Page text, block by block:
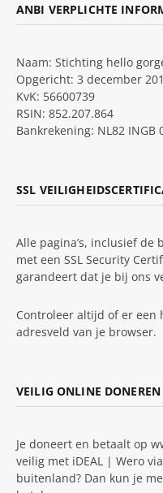
ANBI VERPLICHTE
Naam: Stichting hello
Opgericht: 3 december
KvK: 56600739
RSIN: 852.207.864
Bankrekening: NL82 INGB
SSL
Alle pagina’s, inclusief de
met een SSL Security
garandeert dat je bij ons
Controleer altijd of er een
adresveld van je browser.
VEILIG ONLINE
Je doneert en betaalt op
veilig met iDEAL | Wero
buitenland? Dan kun je